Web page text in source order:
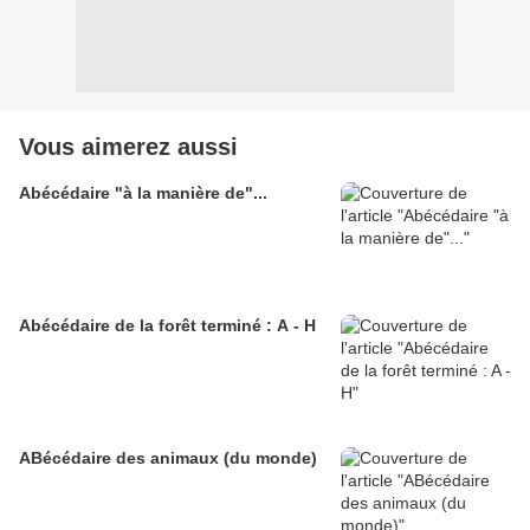
Vous aimerez aussi
Abécédaire "à la manière de"...
Abécédaire de la forêt terminé : A - H
ABécédaire des animaux (du monde)